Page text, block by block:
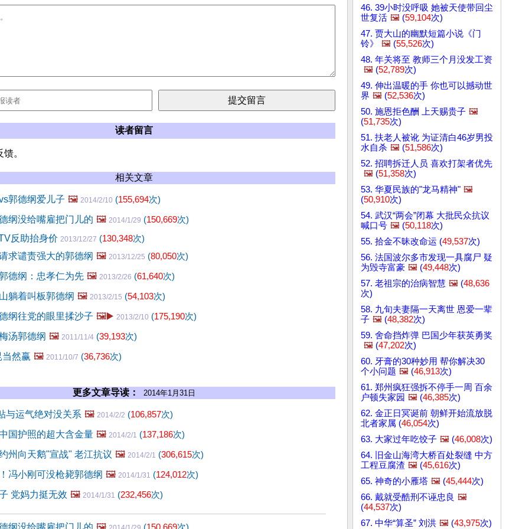
读者留言
。
相关文章
郭德纲爱儿子 🖼️ 2014/2/10 (155,694次)
纲没给嘴雇把门儿的 🖼️ 2014/1/29 (150,669次)
反助抬身价 2013/12/27 (130,348次)
求谴责强大的郭德纲 🖼️ 2013/12/25 (80,050次)
德纲：忠孝仁为先 🖼️ 2013/2/26 (61,640次)
躺着叫板郭德纲 🖼️ 2013/2/15 (54,103次)
纲往党的眼里揉沙子 🖼️▶️ 2013/2/10 (175,190次)
汤郭德纲 🖼️ 2011/11/4 (39,193次)
然赢 🖼️ 2011/10/7 (36,736次)
更多文章导读： 2014年1月31日
与运气绝对没关系 🖼️ 2014/2/2 (106,857次)
国护照的超大含金量 🖼️ 2014/2/1 (137,186次)
州向天鹅"宣战" 老江抗议 🖼️ 2014/2/1 (306,615次)
冯小刚可没枪毙郭德纲 🖼️ 2014/1/31 (124,012次)
党妈力挺无效 🖼️ 2014/1/31 (232,456次)
纲没给嘴雇把门儿的 🖼️ (150,669次)
46. 39小时没呼吸 她被天使带回尘
世复活 🖼️ (59,104次)
47. 贾大山的幽默短篇小说《门
铃》
🖼️ (55,526次)
48. 年关将至 教师三个月没发工资
🖼️ (52,789次)
49. 伸出温暖的手 你也可以撼动世
界 🖼️ (52,536次)
50. 施恩拒色酬 上天赐贵子 🖼️
(51,735次)
51. 扶老人被讹 为证清白46岁男投
水自杀 🖼️ (51,586次)
52. 招聘拆迁人员 喜欢打架者优先
🖼️ (51,358次)
53. 华夏民族的"龙马精神" 🖼️
(50,910次)
54. 武汉“两会”闭幕 大批民众抗议
喊口号 🖼️ (50,118次)
55. 拾金不昧改命运 (49,537次)
56. 法国波尔多市发现一具腐尸 疑
为毁寺富豪 🖼️ (49,448次)
57. 老祖宗的治病智慧 🖼️ (48,636
次)
58. 九旬夫妻隔一天离世 恩爱一辈
子 🖼️ (48,382次)
59. 舍命挡炸弹 巴国少年获英勇奖
🖼️ (47,202次)
60. 牙膏的30种妙用 帮你解决30
个小问题 🖼️ (46,913次)
61. 郑州疯狂强拆不停手一周 百余
户顿失家园 🖼️ (46,385次)
62. 金正日冥诞前 朝鲜开始流放脱
北者家属 (46,054次)
63. 大家过年吃饺子 🖼️ (46,008次)
64. 旧金山海湾大桥百处裂缝 中方
工程豆腐渣 🖼️ (45,616次)
65. 神奇的小雁塔 🖼️ (45,444次)
66. 戴就受酷刑不诬忠良 🖼️
(44,537次)
67. 中华“算圣” 刘洪 🖼️ (43,975次)